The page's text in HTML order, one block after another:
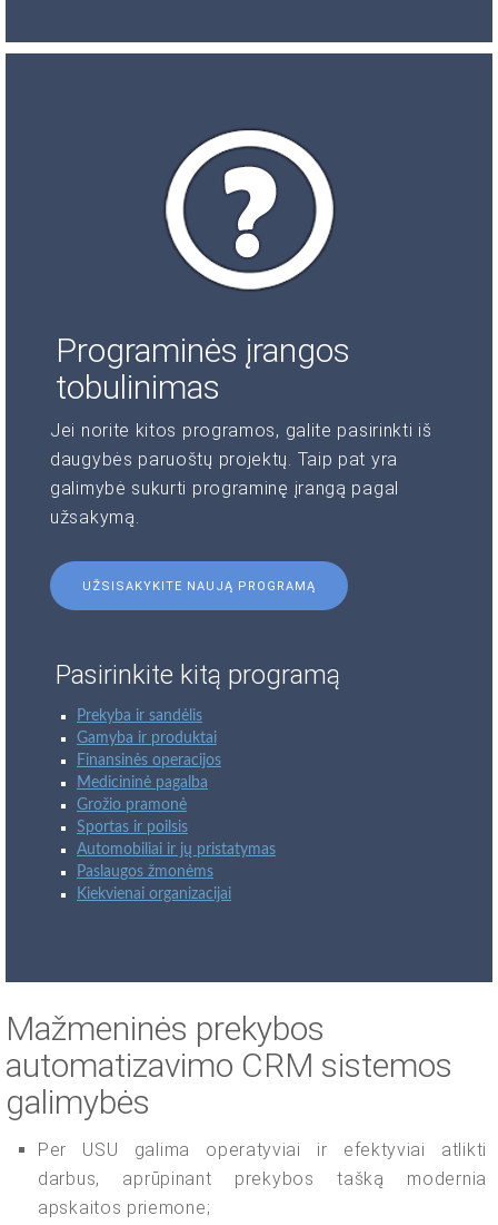
Programinės įrangos
tobulinimas
Jei norite kitos programos, galite pasirinkti iš
daugybės paruoštų projektų. Taip pat yra
galimybė sukurti programinę įrangą pagal
užsakymą.
UŽSISAKYKITE NAUJĄ PROGRAMĄ
Pasirinkite kitą programą
Prekyba ir sandėlis
Gamyba ir produktai
Finansinės operacijos
Medicininė pagalba
Grožio pramonė
Sportas ir poilsis
Automobiliai ir jų pristatymas
Paslaugos žmonėms
Kiekvienai organizacijai
Mažmeninės prekybos
automatizavimo CRM sistemos
galimybės
Per USU galima operatyviai ir efektyviai atlikti
darbus, aprūpinant prekybos tašką modernia
apskaitos priemone;